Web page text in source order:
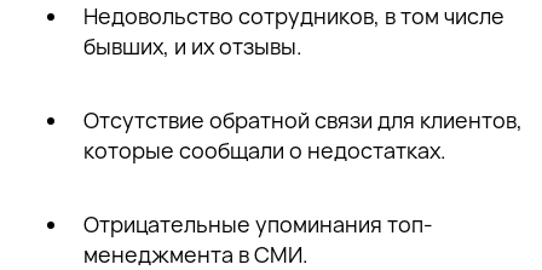
Недовольство сотрудников, в том числе
бывших, и их отзывы.
Отсутствие обратной связи для клиентов,
которые сообщали о недостатках.
Отрицательные упоминания топ-
менеджмента в СМИ.